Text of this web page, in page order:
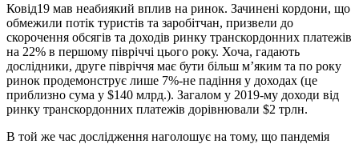
Ковід19 мав неабиякий вплив на ринок. Зачинені кордони, що
обмежили потік туристів та заробітчан, призвели до
скорочення обсягів та доходів ринку транскордонних платежів
на 22% в першому півріччі цього року. Хоча, гадають
дослідники, друге півріччя має бути більш м’яким та по року
ринок продемонструє лише 7%-не падіння у доходах (це
приблизно сума у $140 млрд.). Загалом у 2019-му доходи від
ринку транскордонних платежів дорівнювали $2 трлн.
В той же час дослідження наголошує на тому, що пандемія